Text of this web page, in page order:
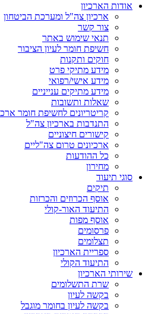
אודות הארכיון
ארכיון צה"ל ומערכת הביטחון
צור קשר
תנאי שימוש באתר
חשיפת חומר לעיון הציבור
חוקים ותקנות
מידע מתיקי פרט
מידע אישי/רפואי
מידע מתיקים ענייניים
שאלות ותשובות
קריטריונים לחשיפת חומר
התנדבות בארכיון צה"ל
קישורים חיצוניים
ארכיונים טרום צה"ליים
כל ההודעות
מחירון
סוגי תיעוד
תיקים
אוסף הכרוזים והכרזות
התיעוד האור-קולי
אוסף מפות
פרסומים
תצלומים
ספריית הארכיון
התיעוד הקולי
שירותי הארכיון
שרת התשלומים
בקשה לעיון
בקשה לעיון בחומר מוגבל